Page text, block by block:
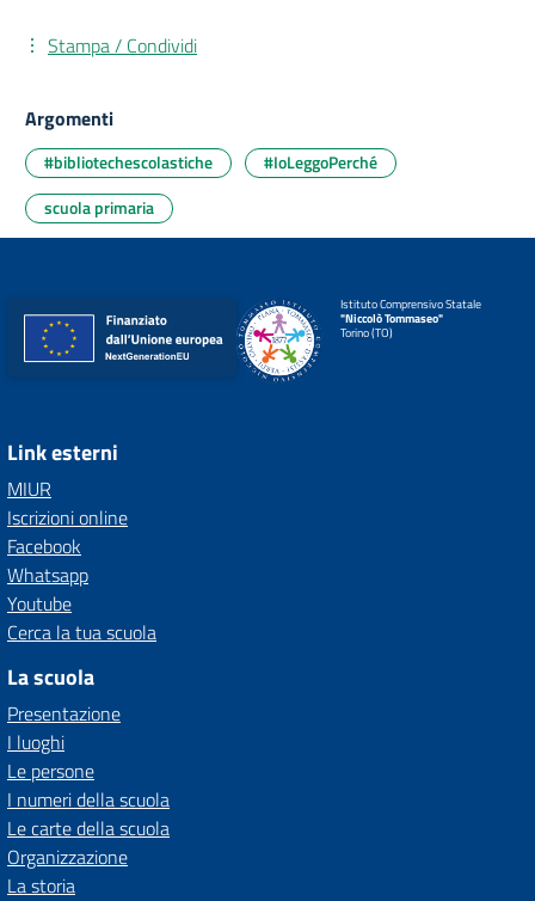
Stampa / Condividi
Argomenti
#bibliotechescolastiche
#IoLeggoPerché
scuola primaria
Istituto Comprensivo Statale
"Niccolò Tommaseo"
Torino (TO)
Link esterni
MIUR
Iscrizioni online
Facebook
Whatsapp
Youtube
Cerca la tua scuola
La scuola
Presentazione
I luoghi
Le persone
I numeri della scuola
Le carte della scuola
Organizzazione
La storia